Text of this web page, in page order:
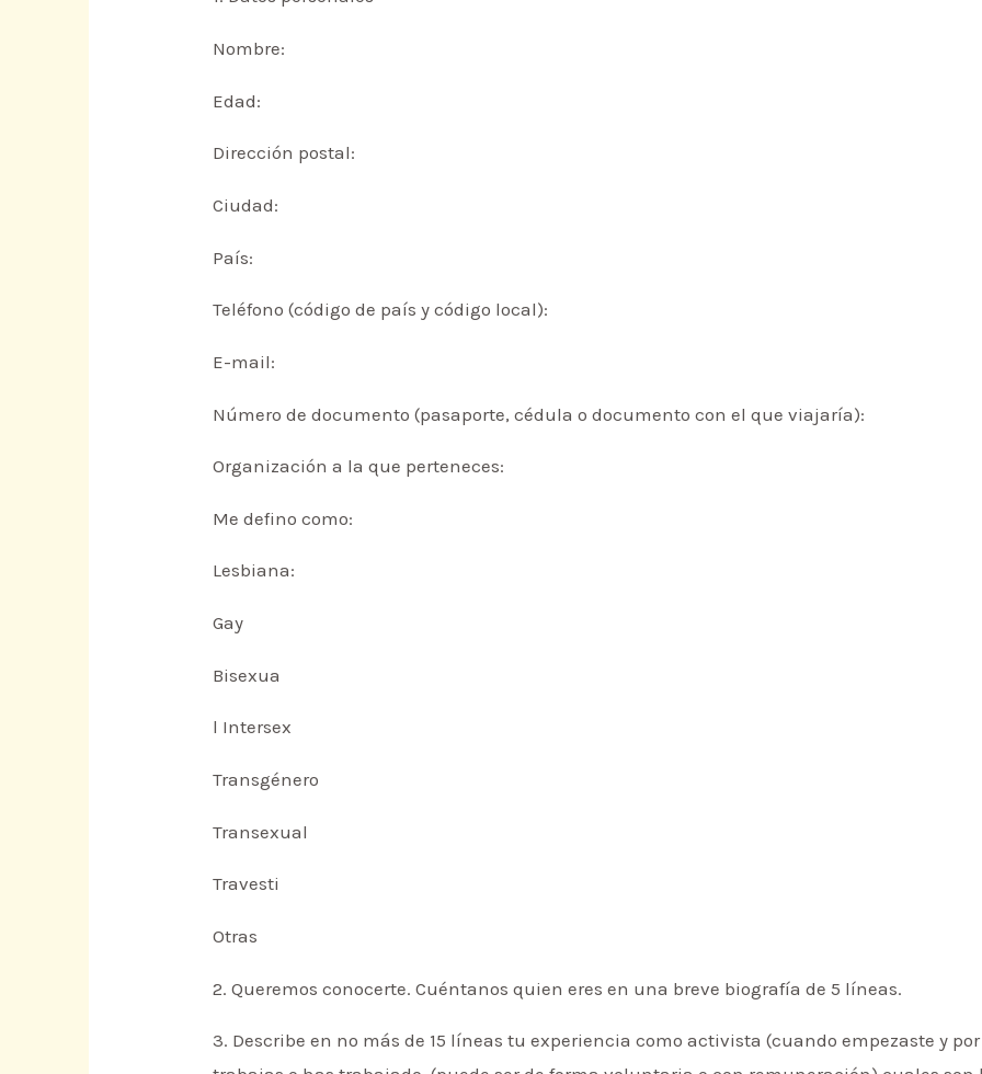
Nombre:
Edad:
Dirección postal:
Ciudad:
País:
Teléfono (código de país y código local):
E-mail:
Número de documento (pasaporte, cédula o documento con el que viajaría):
Organización a la que perteneces:
Me defino como:
Lesbiana:
Gay
Bisexua
l Intersex
Transgénero
Transexual
Travesti
Otras
2. Queremos conocerte. Cuéntanos quien eres en una breve biografía de 5 líneas.
3. Describe en no más de 15 líneas tu experiencia como activista (cuando empezaste y